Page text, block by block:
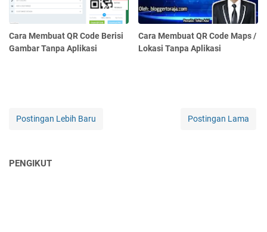
Cara Membuat QR Code Berisi
Gambar Tanpa Aplikasi
Cara Membuat QR Code Maps /
Lokasi Tanpa Aplikasi
Postingan Lebih Baru Postingan Lama
PENGIKUT